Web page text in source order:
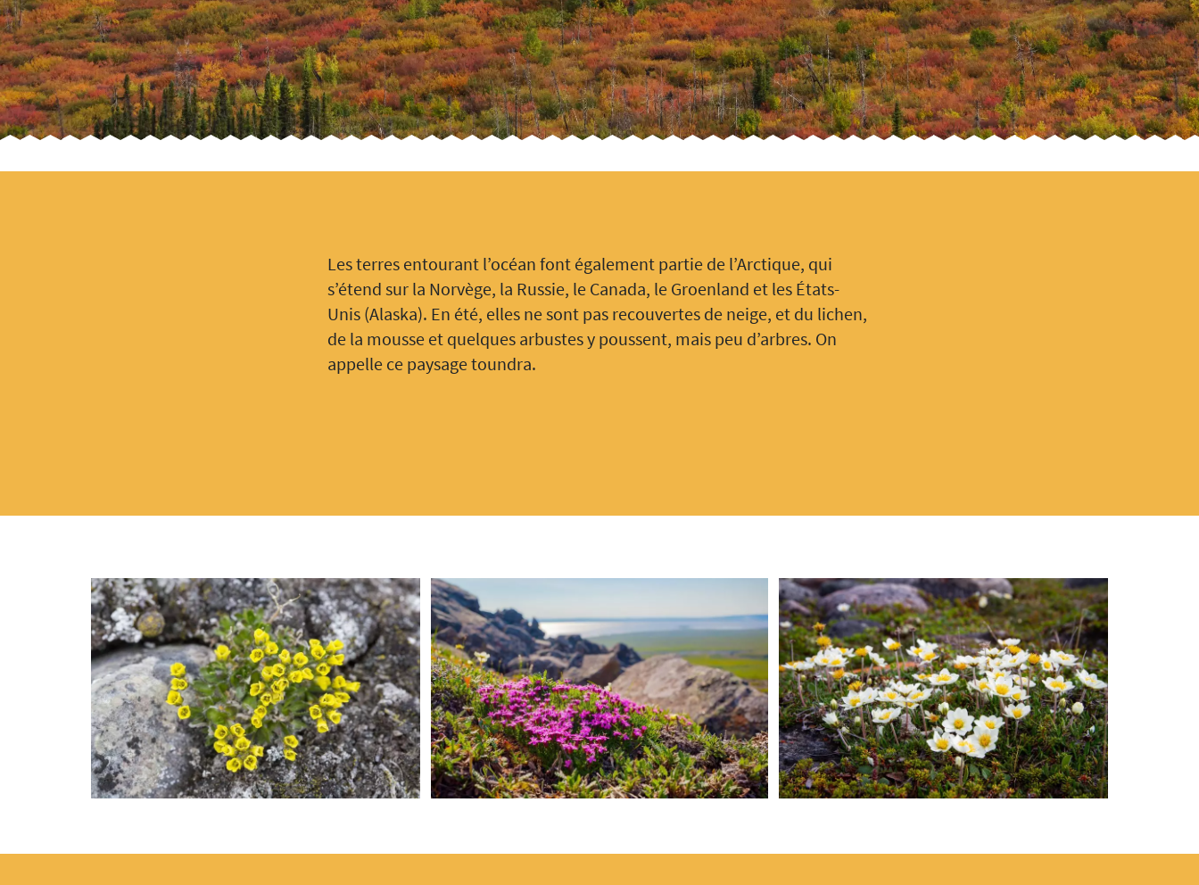
Les terres entourant l’océan font également partie de l’Arctique, qui
s’étend sur la Norvège, la Russie, le Canada, le Groenland et les États-
Unis (Alaska). En été, elles ne sont pas recouvertes de neige, et du lichen,
de la mousse et quelques arbustes y poussent, mais peu d’arbres. On
appelle ce paysage toundra.